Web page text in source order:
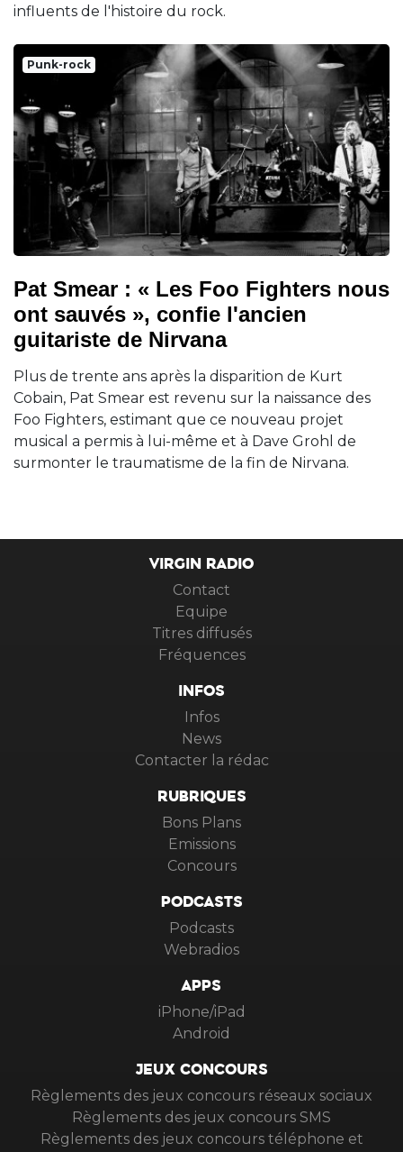
influents de l'histoire du rock.
Punk-rock
Pat Smear : « Les Foo Fighters nous
ont sauvés », confie l'ancien
guitariste de Nirvana
Plus de trente ans après la disparition de Kurt
Cobain, Pat Smear est revenu sur la naissance des
Foo Fighters, estimant que ce nouveau projet
musical a permis à lui-même et à Dave Grohl de
surmonter le traumatisme de la fin de Nirvana.
VIRGIN RADIO
Contact
Equipe
Titres diffusés
Fréquences
INFOS
Infos
News
Contacter la rédac
RUBRIQUES
Bons Plans
Emissions
Concours
PODCASTS
Podcasts
Webradios
APPS
iPhone/iPad
Android
JEUX CONCOURS
Règlements des jeux concours réseaux sociaux
Règlements des jeux concours SMS
Règlements des jeux concours téléphone et